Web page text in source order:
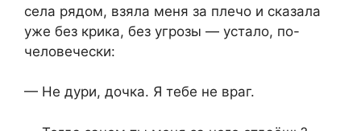
села рядом, взяла меня за плечо и сказала
уже без крика, без угрозы — устало, по-
человечески:
— Не дури, дочка. Я тебе не враг.